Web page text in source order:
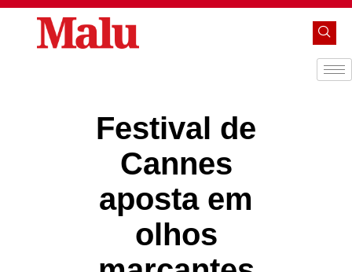
Festival de
Cannes
aposta em
olhos